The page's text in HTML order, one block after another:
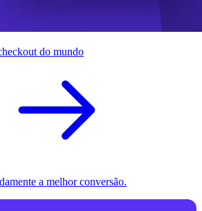
do mundo
a melhor conversão.